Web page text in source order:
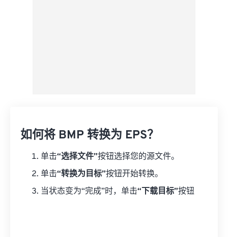
如何将 BMP 转换为 EPS？
单击“选择文件”按钮选择您的源文件。
单击“转换为目标”按钮开始转换。
当状态变为“完成”时，单击“下载目标”按钮